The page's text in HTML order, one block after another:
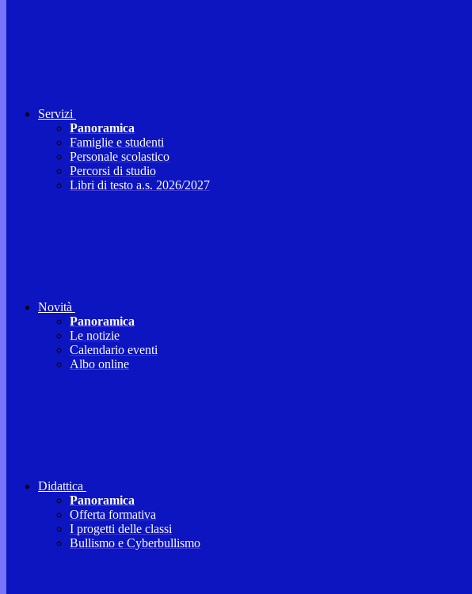
Servizi
Panoramica
Famiglie e studenti
Personale scolastico
Percorsi di studio
Libri di testo a.s. 2026/2027
Novità
Panoramica
Le notizie
Calendario eventi
Albo online
Didattica
Panoramica
Offerta formativa
I progetti delle classi
Bullismo e Cyberbullismo